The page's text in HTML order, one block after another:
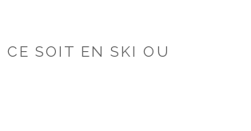
CE SOIT EN SKI OU